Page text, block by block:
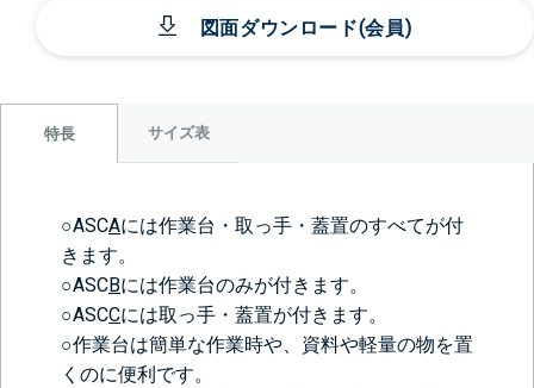
図面ダウンロード(会員)
特長 サイズ表
○ASCAには作業台・取っ手・蓋置のすべてが付
きます。
○ASCBには作業台のみが付きます。
○ASCCには取っ手・蓋置が付きます。
○作業台は簡単な作業時や、資料や軽量の物を置
くのに便利です。